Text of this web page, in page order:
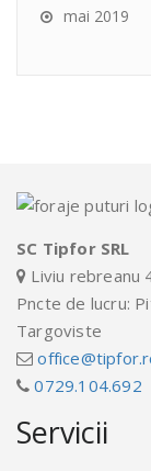
mai 2019
SC Tipfor SRL
Liviu rebreanu
Pncte de lucru:
Targoviste
0729.104.692
Servicii